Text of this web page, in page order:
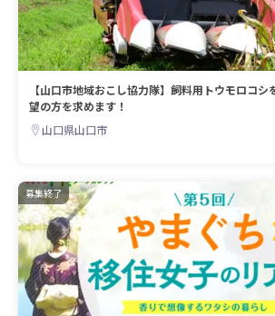
【山口市地域おこし協力隊】飼料用トウモロコ
望の方を求めます！
山口県山口市
募集終了